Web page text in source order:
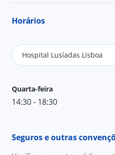
Horários
Hospital Lusíadas Lisboa
Quarta-feira
14:30 - 18:30
Seguros e outras